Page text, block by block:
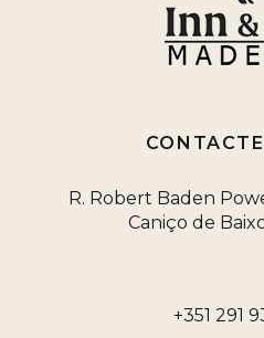
R. Robert Baden
Caniço de
+351 291